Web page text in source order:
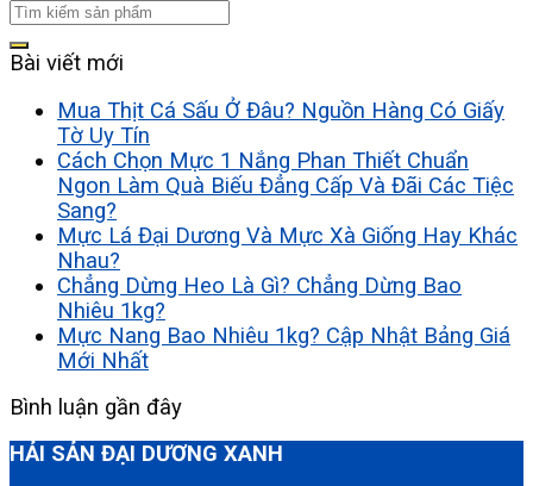
Bài viết mới
Mua Thịt Cá Sấu Ở Đâu? Nguồn Hàng Có Giấy
Tờ Uy Tín
Cách Chọn Mực 1 Nắng Phan Thiết Chuẩn
Ngon Làm Quà Biếu Đẳng Cấp Và Đãi Các Tiệc
Sang?
Mực Lá Đại Dương Và Mực Xà Giống Hay Khác
Nhau?
Chẳng Dừng Heo Là Gì? Chẳng Dừng Bao
Nhiêu 1kg?
Mực Nang Bao Nhiêu 1kg? Cập Nhật Bảng Giá
Mới Nhất
Bình luận gần đây
HẢI SẢN ĐẠI DƯƠNG XANH